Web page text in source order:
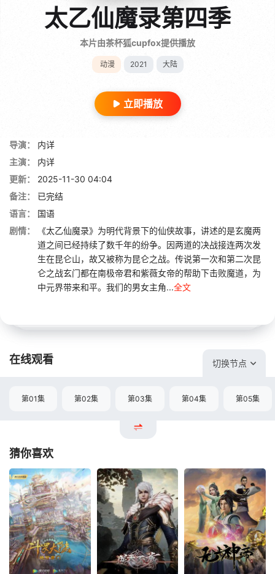
太乙仙魔录第四季
本片由茶杯狐cupfox提供播放
动漫 2021 大陆
立即播放
导演：
内详
主演：
内详
更新：
2025-11-30 04:04
备注：
已完结
语言：
国语
剧情：
《太乙仙魔录》为明代背景下的仙侠故事，讲述的是玄魔两
道之间已经持续了数千年的纷争。因两道的决战接连两次发
生在昆仑山，故又被称为昆仑之战。传说第一次和第二次昆
仑之战玄门都在南极帝君和紫薇女帝的帮助下击败魔道，为
中元界带来和平。我们的男女主角...全文
在线观看 切换节点
第01集 第02集 第03集 第04集 第05集
猜你喜欢